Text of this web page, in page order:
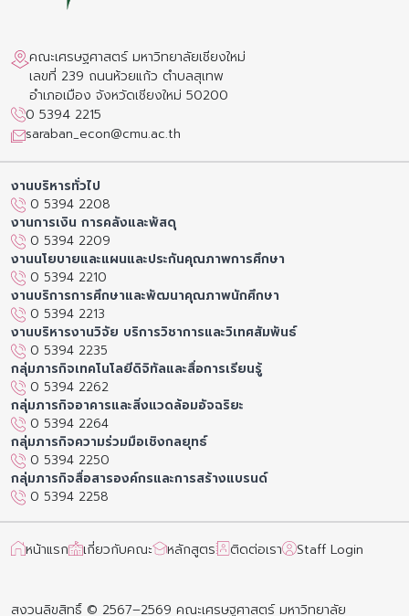
คณะเศรษฐศาสตร์ มหาวิทยาลัยเชียงใหม่
เลขที่ 239 ถนนห้วยแก้ว ตำบลสุเทพ
อำเภอเมือง จังหวัดเชียงใหม่ 50200
0 5394 2215
saraban_econ@cmu.ac.th
งานบริหารทั่วไป
0 5394 2208
งานการเงิน การคลังและพัสดุ
0 5394 2209
งานนโยบายและแผนและประกันคุณภาพการศึกษา
0 5394 2210
งานบริการการศึกษาและพัฒนาคุณภาพนักศึกษา
0 5394 2213
งานบริหารงานวิจัย บริการวิชาการและวิเทศสัมพันธ์
0 5394 2235
กลุ่มภารกิจเทคโนโลยีดิจิทัลและสื่อการเรียนรู้
0 5394 2262
กลุ่มภารกิจอาคารและสิ่งแวดล้อมอัจฉริยะ
0 5394 2264
กลุ่มภารกิจความร่วมมือเชิงกลยุทธ์
0 5394 2250
กลุ่มภารกิจสื่อสารองค์กรและการสร้างแบรนด์
0 5394 2258
หน้าแรก เกี่ยวกับคณะ หลักสูตร ติดต่อเรา Staff Login
สงวนลิขสิทธิ์ © 2567–2569 คณะเศรษฐศาสตร์ มหาวิทยาลัย